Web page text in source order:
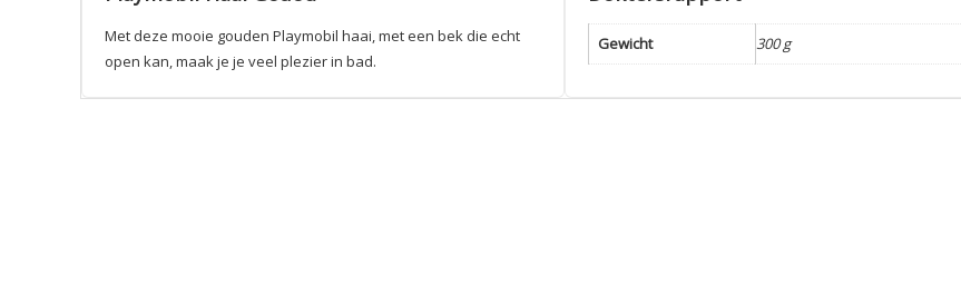
Met deze mooie gouden Playmobil haai, met een bek die echt
open kan, maak je je veel plezier in bad.
Gewicht 300 g